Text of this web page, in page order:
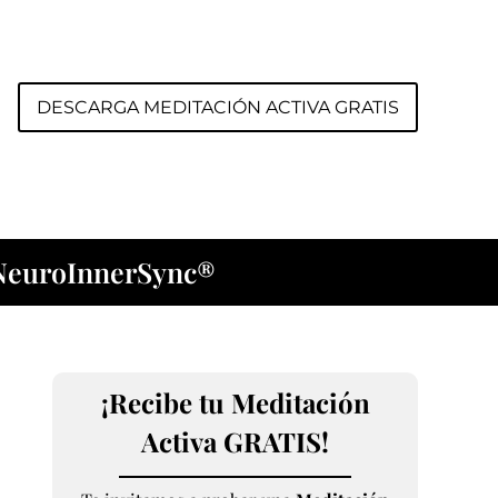
DESCARGA MEDITACIÓN ACTIVA GRATIS
¡Recibe tu Meditación
Activa GRATIS!